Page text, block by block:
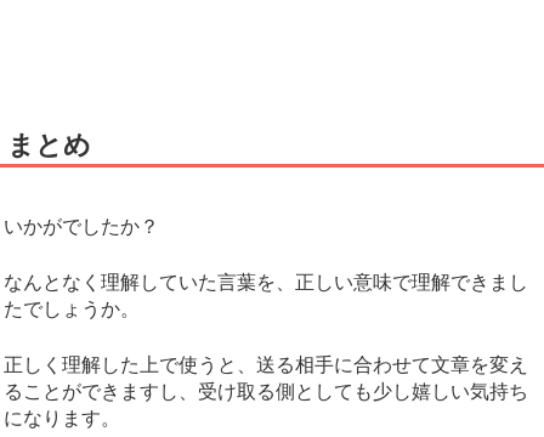
まとめ
いかがでしたか？
なんとなく理解していた言葉を、正しい意味で理解できまし
たでしょうか。
正しく理解した上で使うと、送る相手に合わせて文章を変え
ることができますし、受け取る側としても少し嬉しい気持ち
になります。